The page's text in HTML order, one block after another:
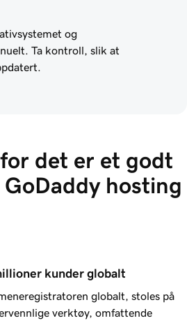
og
Ta kontroll, slik at
det er et godt
GoDaddy hosting
kunder globalt
globalt, stoles på
verktøy, omfattende